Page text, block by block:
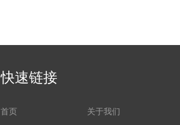
快速链接
首页 关于我们